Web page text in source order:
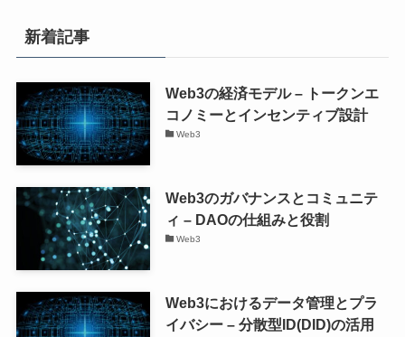
新着記事
Web3の経済モデル – トークンエ
コノミーとインセンティブ設計
Web3
Web3のガバナンスとコミュニテ
ィ – DAOの仕組みと役割
Web3
Web3におけるデータ管理とプラ
イバシー – 分散型ID(DID)の活用